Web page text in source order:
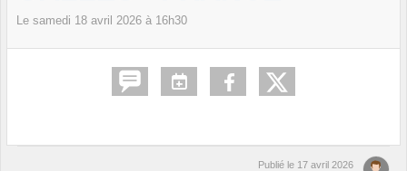
Le samedi 18 avril 2026 à 16h30
Publié le 17 avril 2026